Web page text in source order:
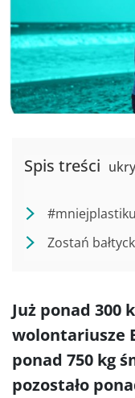
Spis treści
#mniejplastiku
Zostań
Już ponad 300
wolontariusze
ponad 750 kg
pozostało